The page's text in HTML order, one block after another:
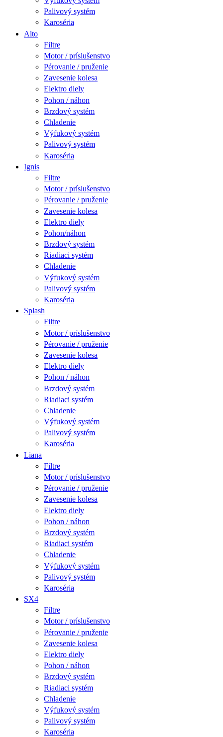
Palivový systém
Karoséria
Alto
Filtre
Motor / príslušenstvo
Pérovanie / pruženie
Zavesenie kolesa
Elektro diely
Pohon / náhon
Brzdový systém
Chladenie
Výfukový systém
Palivový systém
Karoséria
Ignis
Filtre
Motor / príslušenstvo
Pérovanie / pruženie
Zavesenie kolesa
Elektro diely
Pohon/náhon
Brzdový systém
Riadiaci systém
Chladenie
Výfukový systém
Palivový systém
Karoséria
Splash
Filtre
Motor / príslušenstvo
Pérovanie / pruženie
Zavesenie kolesa
Elektro diely
Pohon / náhon
Brzdový systém
Riadiaci systém
Chladenie
Výfukový systém
Palivový systém
Karoséria
Liana
Filtre
Motor / príslušenstvo
Pérovanie / pruženie
Zavesenie kolesa
Elektro diely
Pohon / náhon
Brzdový systém
Riadiaci systém
Chladenie
Výfukový systém
Palivový systém
Karoséria
SX4
Filtre
Motor / príslušenstvo
Pérovanie / pruženie
Zavesenie kolesa
Elektro diely
Pohon / náhon
Brzdový systém
Riadiaci systém
Chladenie
Výfukový systém
Palivový systém
Karoséria